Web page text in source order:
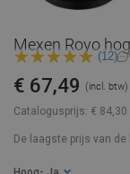
Mexen Royo
(12)
Catalogusprijs: € 84,30
€ 67,49 (incl. btw)
De laagste prijs van